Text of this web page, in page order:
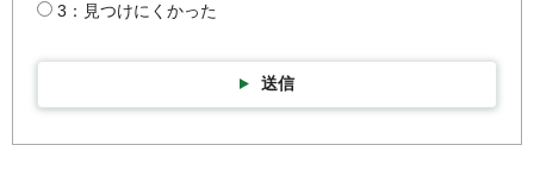
3：見つけにくかった
送信